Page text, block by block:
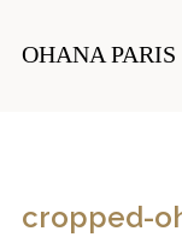
OHANA PARIS
cropped-